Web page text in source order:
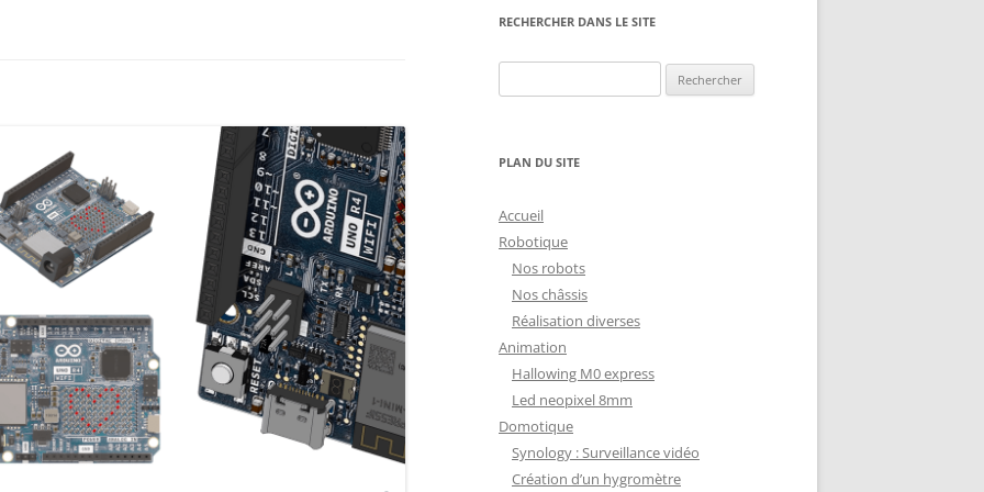
MATÉRIEL POLOLU
RECONNAISSANCE VOCALE
ROGUE ROBOTICS LECTURE MP3
CARTE SON
ECRAN ( 4DSYSTEMS / NEXTION ) ECRAN 4DSYSTEMS
ECRAN NEXTION
FONCTIONNEMENT D’UN BOUTON
POUSSOIR
DRIVER MOTEUR PAS À PAS
SERVOMOTEUR DYNAMIXEL SERVO XM430-W350
CARTE DIMENSION ENGINEERING
LE LANGAGE POUR PROCESSING
ARDUINO : PROGRAMMER AVEC
NOS RÉALISATIONS EN 3D
IMPRESSION 3D DU NET
L’HABITAT
RECHERCHER DANS LE SITE
PLAN DU SITE
Accueil
Robotique
Nos robots
Nos châssis
Réalisation diverses
Animation
Hallowing M0 express
Led neopixel 8mm
Domotique
Synology : Surveillance vidéo
Création d’un hygromètre